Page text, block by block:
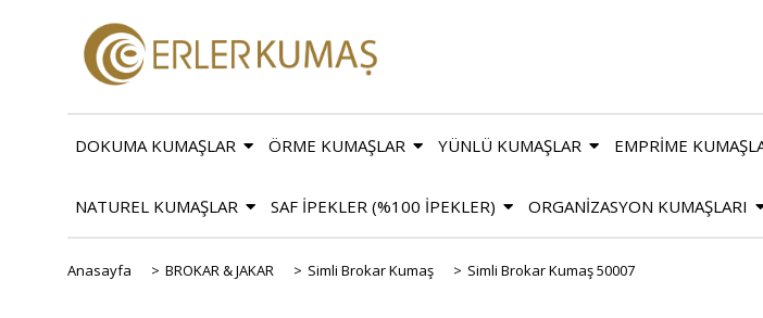
DOKUMA KUMAŞLAR ÖRME KUMAŞLAR YÜNLÜ KUMAŞLAR EMPRİME
NATUREL KUMAŞLAR SAF İPEKLER (%100 İPEKLER) ORGANİZASYON KUMAŞLARI
Anasayfa > BROKAR & JAKAR > Simli Brokar Kumaş > Simli Brokar Kumaş 50007